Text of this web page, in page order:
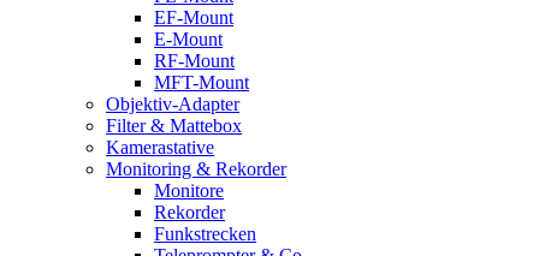
EF-Mount
E-Mount
RF-Mount
MFT-Mount
Objektiv-Adapter
Filter & Mattebox
Kamerastative
Monitoring & Rekorder
Monitore
Rekorder
Funkstrecken